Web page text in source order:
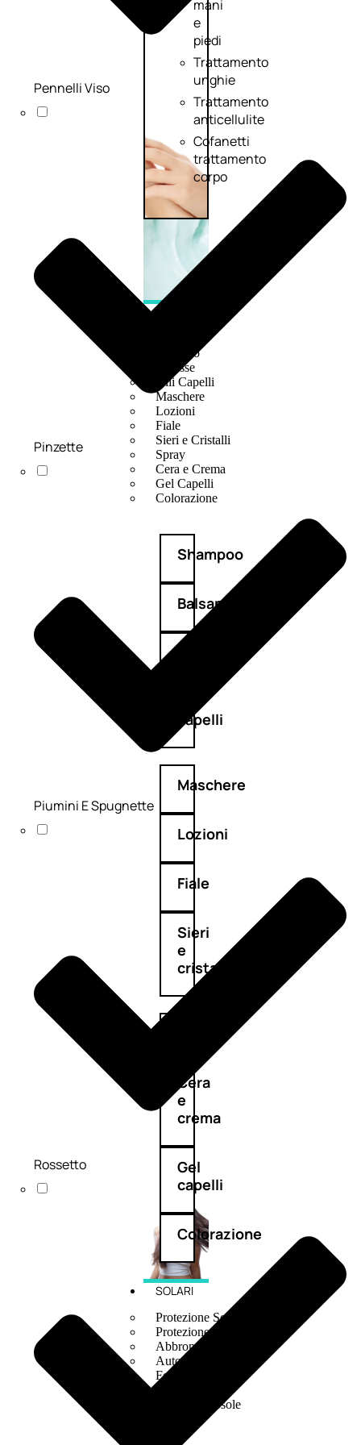
mani
e
piedi
Trattamento
unghie
Trattamento
anticellulite
Cofanetti
trattamento
corpo
CAPELLI
Balsamo
Mousse
Olii Capelli
Maschere
Lozioni
Fiale
Sieri e Cristalli
Spray
Cera e Crema
Gel Capelli
Colorazione
Shampoo
Balsamo
capelli
Maschere
Lozioni
Fiale
Sieri
e
cristalli
Cera
e
crema
Gel
capelli
Colorazione
SOLARI
Protezione Solare
Protezione Solare Capelli
Abbronzanti
Autoabbronzanti
Fondotinta Solare
Docce Doposole
Pennelli Viso
Pinzette
Piumini E Spugnette
Rossetto